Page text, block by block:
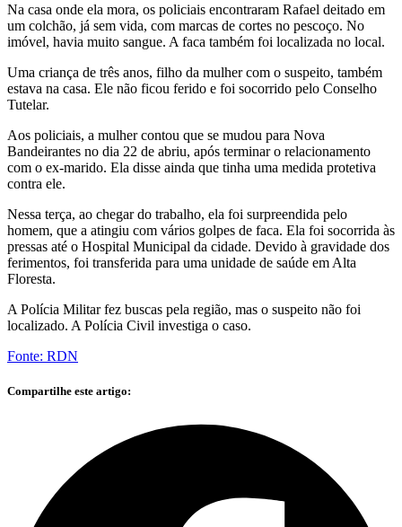
Na casa onde ela mora, os policiais encontraram Rafael deitado em
um colchão, já sem vida, com marcas de cortes no pescoço. No
imóvel, havia muito sangue. A faca também foi localizada no local.
Uma criança de três anos, filho da mulher com o suspeito, também
estava na casa. Ele não ficou ferido e foi socorrido pelo Conselho
Tutelar.
Aos policiais, a mulher contou que se mudou para Nova
Bandeirantes no dia 22 de abriu, após terminar o relacionamento
com o ex-marido. Ela disse ainda que tinha uma medida protetiva
contra ele.
Nessa terça, ao chegar do trabalho, ela foi surpreendida pelo
homem, que a atingiu com vários golpes de faca. Ela foi socorrida às
pressas até o Hospital Municipal da cidade. Devido à gravidade dos
ferimentos, foi transferida para uma unidade de saúde em Alta
Floresta.
A Polícia Militar fez buscas pela região, mas o suspeito não foi
localizado. A Polícia Civil investiga o caso.
Fonte: RDN
Compartilhe este artigo: